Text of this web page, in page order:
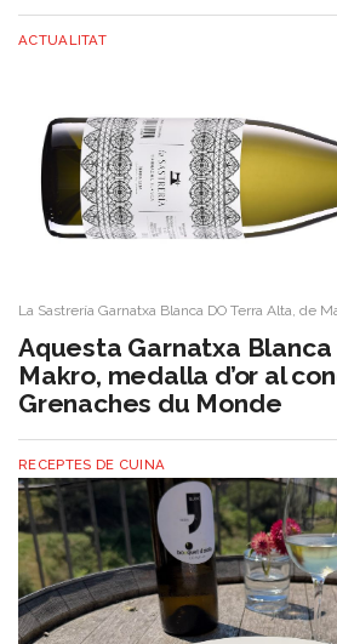
ACTUALITAT
La Sastrería Garnatxa Blanca DO Terra Alta, de
Aquesta Garnatxa
Makro, medalla d’or al
Grenaches du Monde
RECEPTES DE CUINA